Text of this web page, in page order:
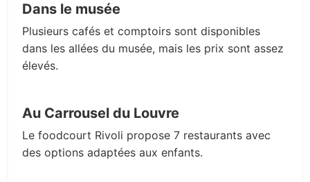
Dans le musée
Plusieurs cafés et comptoirs sont disponibles
dans les allées du musée, mais les prix sont assez
élevés.
Au Carrousel du Louvre
Le foodcourt Rivoli propose 7 restaurants avec
des options adaptées aux enfants.